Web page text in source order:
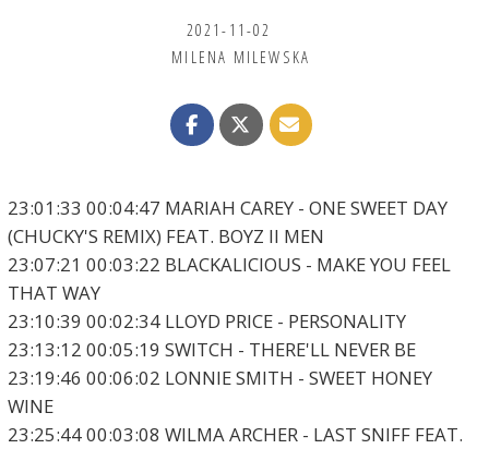
2021-11-02
MILENA MILEWSKA
23:01:33 00:04:47 MARIAH CAREY - ONE SWEET DAY
(CHUCKY'S REMIX) FEAT. BOYZ II MEN
23:07:21 00:03:22 BLACKALICIOUS - MAKE YOU FEEL
THAT WAY
23:10:39 00:02:34 LLOYD PRICE - PERSONALITY
23:13:12 00:05:19 SWITCH - THERE'LL NEVER BE
23:19:46 00:06:02 LONNIE SMITH - SWEET HONEY
WINE
23:25:44 00:03:08 WILMA ARCHER - LAST SNIFF FEAT.